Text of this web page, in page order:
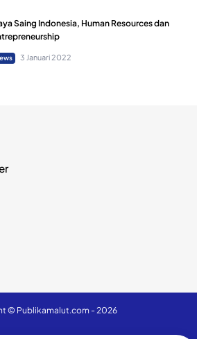
Saing Indonesia, Human Resources dan
3 Januari 2022
© Publikamalut.com - 2026